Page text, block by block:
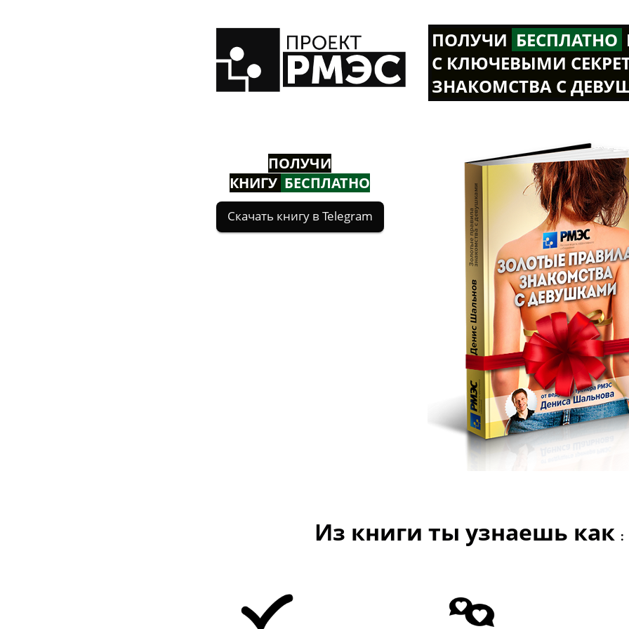
ПОЛУЧИ БЕСПЛАТНО
С КЛЮЧЕВЫМИ
ЗНАКОМСТВА С
ПОЛУЧИ
КНИГУ БЕСПЛАТНО
Из книги ты узнаешь как :